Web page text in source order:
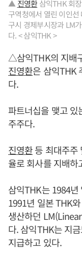
▲ 진영환삼익THK 회
구역청에서 열린 이인
구시 경제부시장과 LM
다. < 삼익THK >
△삼익THK의 지배
진영환은 삼익THK
다.
파트너십을 맺고
주주다.
진영환등 최대주주
율로 회사를 지배하
삼익THK는 1984
1991년 일본 THK
생산하던
다. 삼익THK는 지
지급하고 있다.